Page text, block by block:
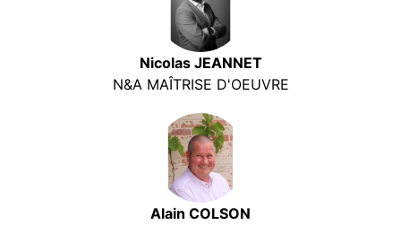
Nicolas JEANNET
N&A MAÎTRISE D'OEUVRE
Alain COLSON